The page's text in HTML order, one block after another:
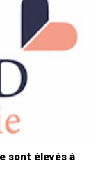
sont élevés à